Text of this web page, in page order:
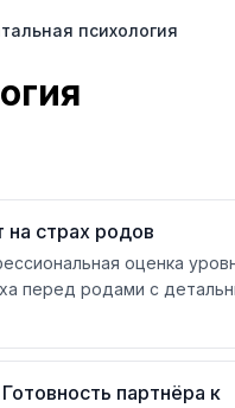
психология
на страх родов
оценка
перед родами с
Готовность партнёра к